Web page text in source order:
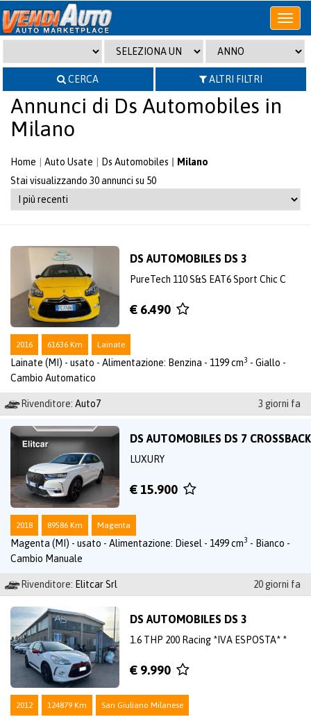
Apri
o
chiudi
menu
CERCA
ALTRI FILTRI
Annunci di Ds Automobiles in
Milano
Home Auto Usate Ds Automobiles
Milano
Stai visualizzando 30 annunci su 50
DS AUTOMOBILES DS 3
PureTech 110 S&S EAT6 Sport Chic C
€ 6.490
2016 61636 Km Lainate
Lainate (MI) - usato - Alimentazione: Benzina - 1199 cm3 - Giallo -
Cambio Automatico
Rivenditore: Auto7 3 giorni fa
DS AUTOMOBILES DS 7 CROSSBACK
LUXURY
€ 15.900
2018 89586 Km Magenta
Magenta (MI) - usato - Alimentazione: Diesel - 1499 cm3 - Bianco -
Cambio Manuale
Rivenditore: Elitcar Srl 20 giorni fa
DS AUTOMOBILES DS 3
1.6 THP 200 Racing *IVA ESPOSTA* *
€ 9.990
2012 124879 Km San Giuliano Milanese